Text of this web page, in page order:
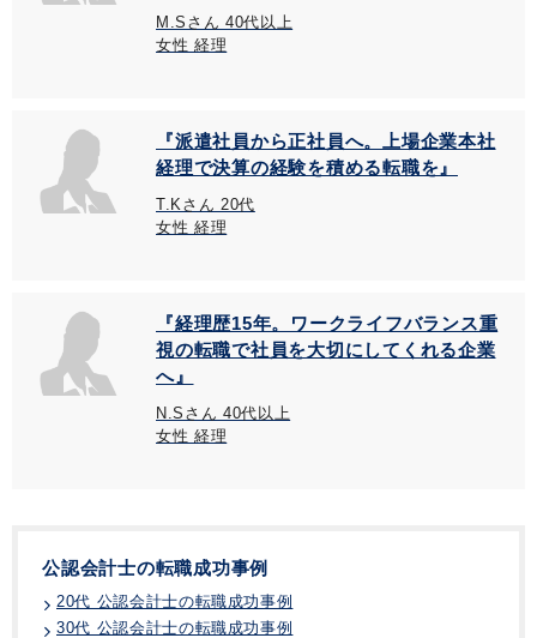
M.Sさん 40代以上
女性 経理
『派遣社員から正社員へ。上場企業本社
経理で決算の経験を積める転職を』
T.Kさん 20代
女性 経理
『経理歴15年。ワークライフバランス重
視の転職で社員を大切にしてくれる企業
へ』
N.Sさん 40代以上
女性 経理
公認会計士の転職成功事例
20代 公認会計士の転職成功事例
30代 公認会計士の転職成功事例